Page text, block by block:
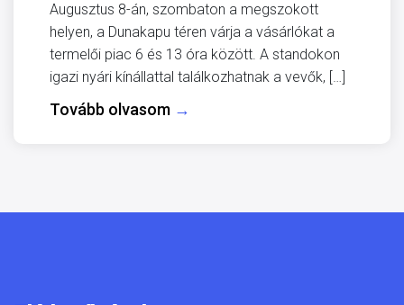
Augusztus 8-án, szombaton a megszokott
helyen, a Dunakapu téren várja a vásárlókat a
termelői piac 6 és 13 óra között. A standokon
igazi nyári kínállattal találkozhatnak a vevők, […]
Tovább olvasom →